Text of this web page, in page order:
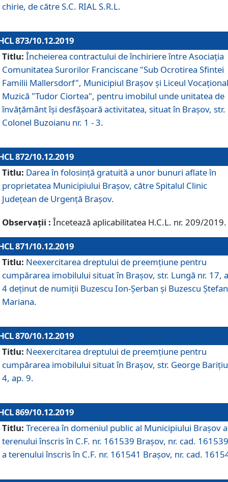
chirie, de către S.C. RIAL S.R.L.
873/10.12.2019
Titlu: Încheierea contractului de închiriere între Asociația
Comunitatea Surorilor Franciscane "Sub Ocrotirea Sfintei
Familii Mallersdorf", Municipiul Braşov şi Liceul
Muzică "Tudor Ciortea", pentru imobilul unde unitatea de
învățământ îşi desfăşoară activitatea, situat în Braşov, str.
Colonel Buzoianu nr. 1 - 3.
872/10.12.2019
Titlu: Darea în folosinţă gratuită a unor bunuri aflate în
proprietatea Municipiului Braşov, către Spitalul Clinic
Judeţean de Urgenţă Braşov.
Observații : Încetează aplicabilitatea H.C.L. nr. 209/2019.
871/10.12.2019
Titlu: Neexercitarea dreptului de preemţiune pentru
cumpărarea imobilului situat în Braşov, str. Lungă nr. 17,
4 deţinut de numiţii Buzescu Ion-Şerban și Buzescu
Mariana.
870/10.12.2019
Titlu: Neexercitarea dreptului de preemţiune pentru
cumpărarea imobilului situat în Braşov, str. George
4, ap. 9.
869/10.12.2019
Titlu: Trecerea în domeniul public al Municipiului Braşov a
terenului înscris în C.F. nr. 161539 Brașov, nr. cad.
a terenului înscris în C.F. nr. 161541 Brașov, nr. cad.